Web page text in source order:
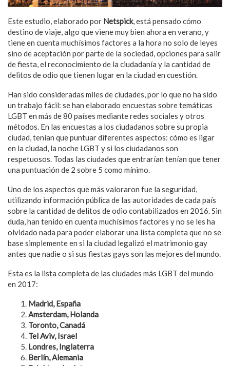
Este estudio, elaborado por Netspick, está pensado cómo
destino de viaje, algo que viene muy bien ahora en verano, y
tiene en cuenta muchísimos factores a la hora no solo de leyes
sino de aceptación por parte de la sociedad, opciones para salir
de fiesta, el reconocimiento de la ciudadanía y la cantidad de
delitos de odio que tienen lugar en la ciudad en cuestión.
Han sido consideradas miles de ciudades, por lo que no ha sido
un trabajo fácil: se han elaborado encuestas sobre temáticas
LGBT en más de 80 países mediante redes sociales y otros
métodos. En las encuestas a los ciudadanos sobre su propia
ciudad, tenían que puntuar diferentes aspectos: cómo es ligar
en la ciudad, la noche LGBT y si los ciudadanos son
respetuosos. Todas las ciudades que entrarían tenían que tener
una puntuación de 2 sobre 5 como mínimo.
Uno de los aspectos que más valoraron fue la seguridad,
utilizando información pública de las autoridades de cada país
sobre la cantidad de delitos de odio contabilizados en 2016. Sin
duda, han tenido en cuenta muchísimos factores y no se les ha
olvidado nada para poder elaborar una lista completa que no se
base simplemente en si la ciudad legalizó el matrimonio gay
antes que nadie o si sus fiestas gays son las mejores del mundo.
Esta es la lista completa de las ciudades más LGBT del mundo
en 2017:
Madrid, España
Amsterdam, Holanda
Toronto, Canadá
Tel Aviv, Israel
Londres, Inglaterra
Berlín, Alemania